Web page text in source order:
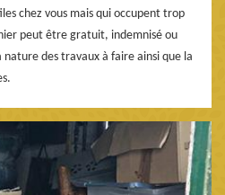
chez vous mais qui occupent trop
peut être gratuit, indemnisé ou
des travaux à faire ainsi que la